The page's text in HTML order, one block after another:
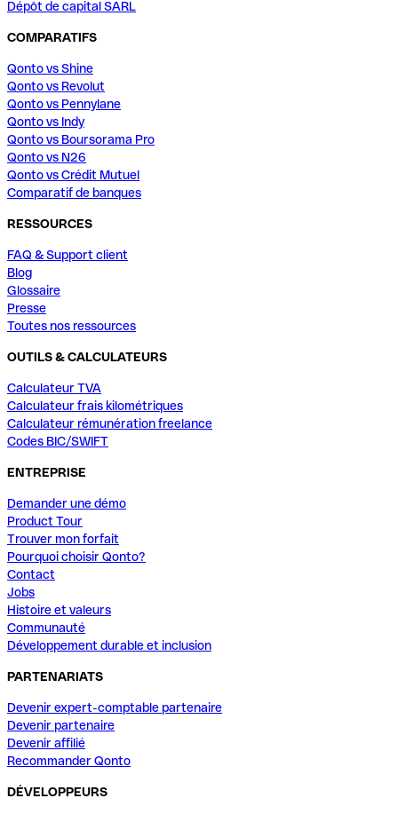
Dépôt de capital SARL
COMPARATIFS
Qonto vs Shine
Qonto vs Revolut
Qonto vs Pennylane
Qonto vs Indy
Qonto vs Boursorama Pro
Qonto vs N26
Qonto vs Crédit Mutuel
Comparatif de banques
RESSOURCES
FAQ & Support client
Blog
Glossaire
Presse
Toutes nos ressources
OUTILS & CALCULATEURS
Calculateur TVA
Calculateur frais kilométriques
Calculateur rémunération freelance
Codes BIC/SWIFT
ENTREPRISE
Demander une démo
Product Tour
Trouver mon forfait
Pourquoi choisir Qonto?
Contact
Jobs
Histoire et valeurs
Communauté
Développement durable et inclusion
PARTENARIATS
Devenir expert-comptable partenaire
Devenir partenaire
Devenir affilié
Recommander Qonto
DÉVELOPPEURS